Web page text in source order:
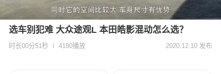
选车别犯难 大众途观L 本田皓影混动怎么选？
时长00分51秒 4180播放 2020.12.10 发布